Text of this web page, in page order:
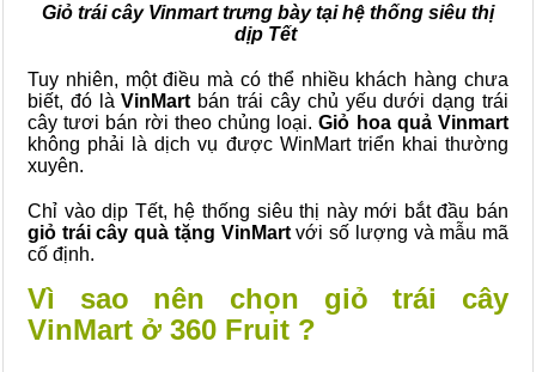
Giỏ trái cây Vinmart trưng bày tại hệ thống siêu thị
dịp Tết
Tuy nhiên, một điều mà có thể nhiều khách hàng chưa
biết, đó làVinMart bán trái cây chủ yếu dưới dạng trái
cây tươi bán rời theo chủng loại.Giỏ hoa quả Vinmart
không phải là dịch vụ được WinMart triển khai thường
xuyên.
Chỉ vào dịp Tết, hệ thống siêu thị này mới bắt đầu bán
giỏ trái cây quà tặng VinMartvới số lượng và mẫu mã
cố định.
Vì sao nên chọn giỏ trái cây
VinMart ở 360 Fruit ?